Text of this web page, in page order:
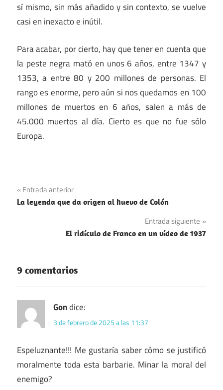
sí mismo, sin más añadido y sin contexto, se vuelve
casi en inexacto e inútil.
Para acabar, por cierto, hay que tener en cuenta que
la peste negra mató en unos 6 años, entre 1347 y
1353, a entre 80 y 200 millones de personas. El
rango es enorme, pero aún si nos quedamos en 100
millones de muertos en 6 años, salen a más de
45.000 muertos al día. Cierto es que no fue sólo
Europa.
Segunda
Navegación
de
entradas
Entrada anterior
La leyenda que da origen al huevo de Colón
Entrada siguiente
El ridículo de Franco en un vídeo de 1937
9 comentarios
Gondice:
3 de febrero de 2025 a las 11:37
Espeluznante!!! Me gustaría saber cómo se justificó
moralmente toda esta barbarie. Minar la moral del
enemigo?